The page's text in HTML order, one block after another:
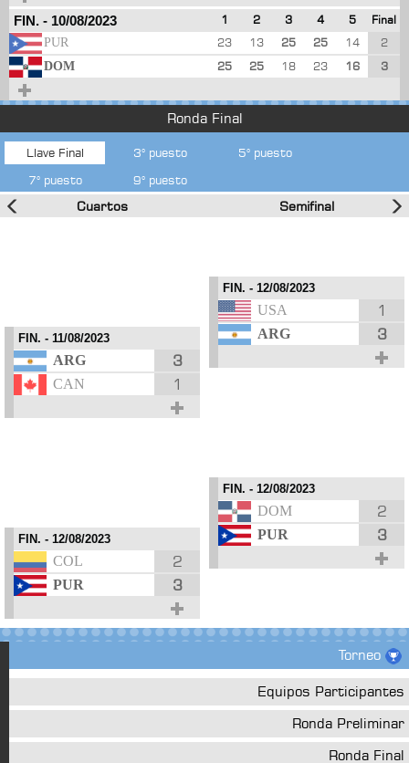
FIN. - 10/08/2023 1 2 3 4 5
Final
PUR
23 13 25 25 14
2
DOM
25 25 18 23 16 3
Ronda Final
Llave Final 3° puesto
5° puesto
7° puesto
9° puesto
Cuartos Semifinal
FIN. - 12/08/2023
USA 1
ARG 3
FIN. - 11/08/2023
ARG 3
CAN 1
FIN. - 12/08/2023
DOM 2
PUR 3
FIN. - 12/08/2023
COL 2
PUR 3
Torneo
Equipos Participantes
Ronda Preliminar
Ronda Final